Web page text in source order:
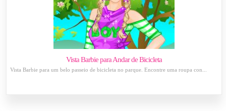
Vista Barbie para Andar de Bicicleta
Vista Barbie para um belo passeio de bicicleta no parque. Encontre uma roupa con...